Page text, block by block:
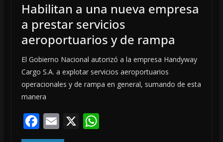
Habilitan a una nueva empresa
a prestar servicios
aeroportuarios y de rampa
El Gobierno Nacional autorizó a la empresa Handyway
Cargo S.A. a explotar servicios aeroportuarios
operacionales y de rampa en general, sumando de esta
manera
F
ac
E
m
X W